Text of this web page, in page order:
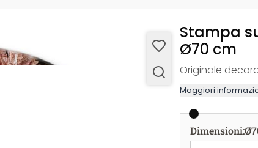
Stampa
Ø70 cm
Originale
Maggiori
1
Dimensioni: